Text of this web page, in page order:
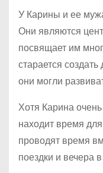
У Карины и ее
Они являются
посвящает им
старается
они могли
Хотя Карина
находит время
проводят время
поездки и вечера в